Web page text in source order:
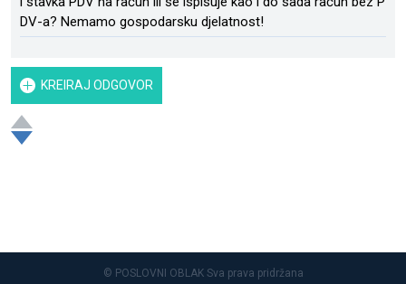
DV-a? Nemamo gospodarsku djelatnost!
KREIRAJ ODGOVOR
© POSLOVNI OBLAK Sva prava pridržana